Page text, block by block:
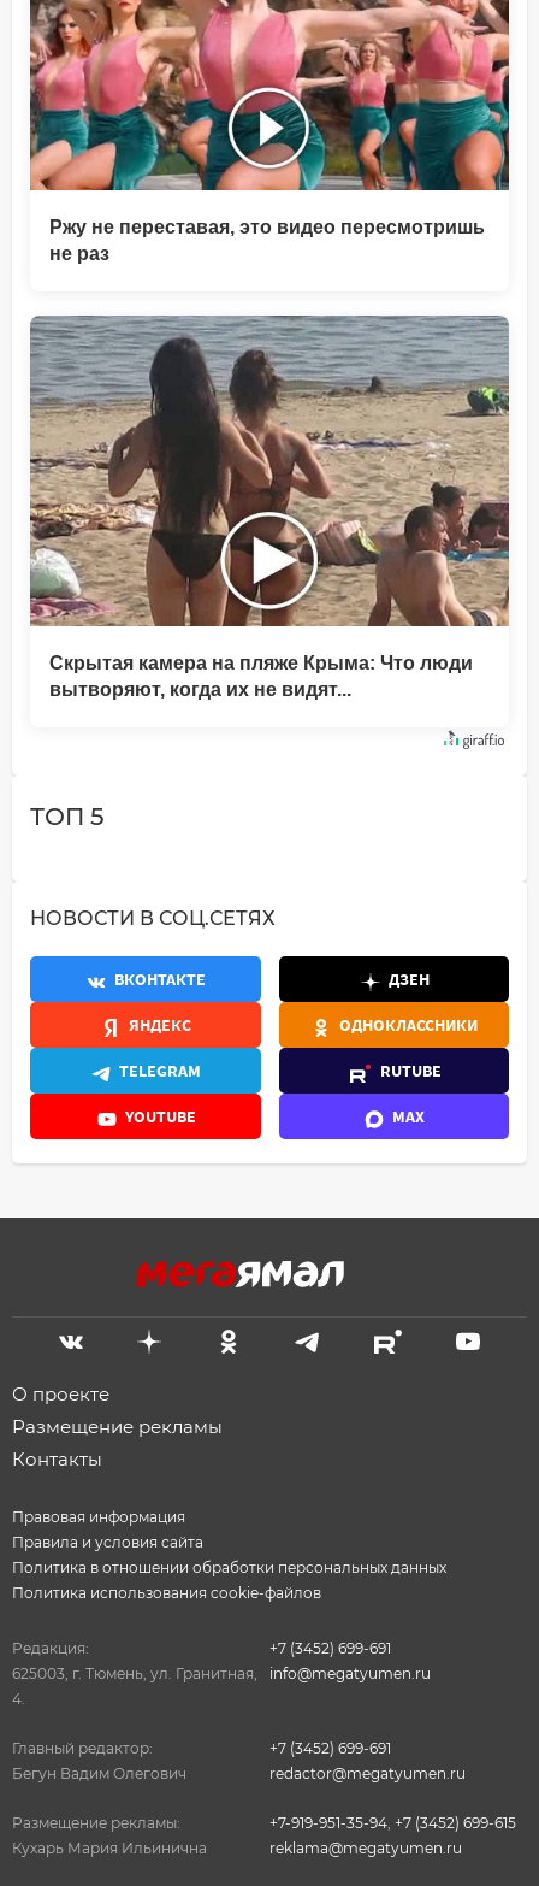
Ржу не переставая, это видео пересмотришь
не раз
Скрытая камера на пляже Крыма: Что люди
вытворяют, когда их не видят...
ТОП 5
НОВОСТИ В СОЦ.СЕТЯХ
ВКОНТАКТЕ ДЗЕН
ЯНДЕКС ОДНОКЛАССНИКИ
TELEGRAM RUTUBE
YOUTUBE MAX
О проекте
Размещение рекламы
Контакты
Правовая информация
Правила и условия сайта
Политика в отношении обработки персональных данных
Политика использования cookie-файлов
Редакция:
625003, г. Тюмень, ул. Гранитная,
4.
+7 (3452) 699-691
info@megatyumen.ru
Главный редактор:
Бегун Вадим Олегович
+7 (3452) 699-691
redactor@megatyumen.ru
Размещение рекламы:
Кухарь Мария Ильинична
+7-919-951-35-94 +7 (3452) 699-615
reklama@megatyumen.ru